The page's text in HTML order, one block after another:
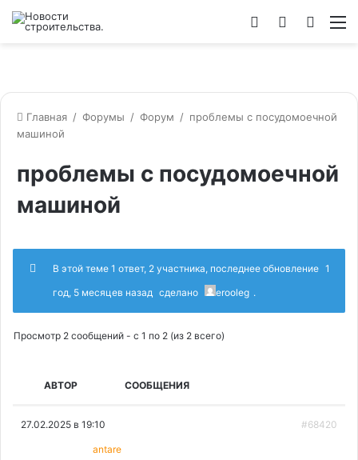
Switch
Войти
Главная / Форумы / Форум / проблемы с посудомоечной
машиной
проблемы с посудомоечной
машиной
В этой теме 1 ответ, 2 участника, последнее обновление 1
год, 5 месяцев назад сделано erooleg .
Просмотр 2 сообщений - с 1 по 2 (из 2 всего)
АВТОР СООБЩЕНИЯ
27.02.2025 в 19:10 #68420
antare